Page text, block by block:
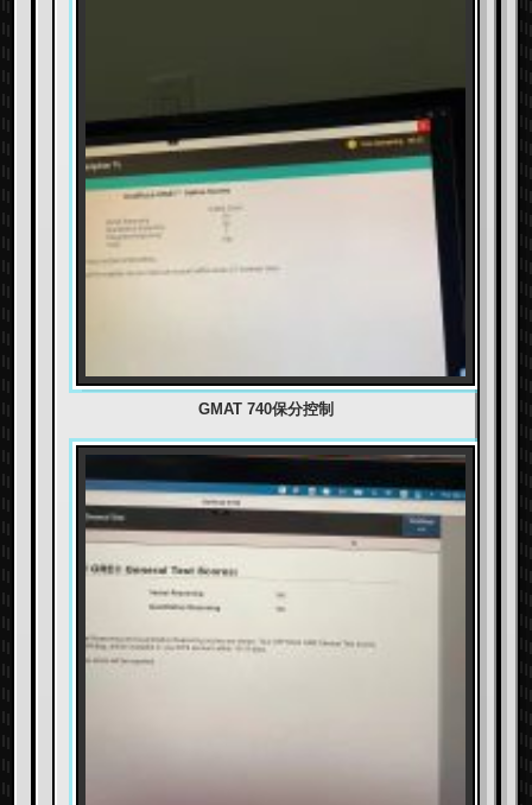
GMAT 740保分控制